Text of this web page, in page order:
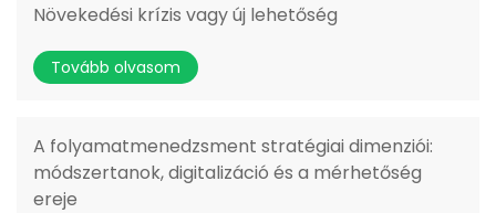
Növekedési krízis vagy új lehetőség
Tovább olvasom
A folyamatmenedzsment stratégiai dimenziói:
módszertanok, digitalizáció és a mérhetőség
ereje